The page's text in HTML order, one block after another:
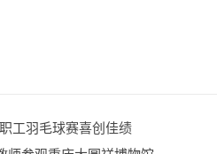
工羽毛球赛喜创佳绩